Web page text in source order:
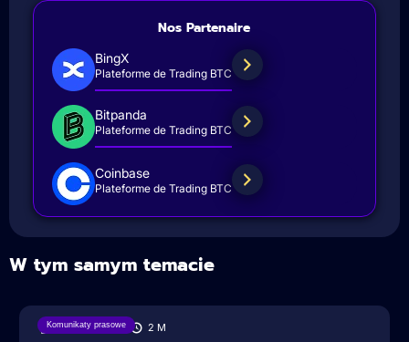
Nos Partenaire
BingX
Plateforme de Trading BTC
Bitpanda
Plateforme de Trading BTC
Coinbase
Plateforme de Trading BTC
W tym samym temacie
Komunikaty prasowe
18/08/2025 2 M